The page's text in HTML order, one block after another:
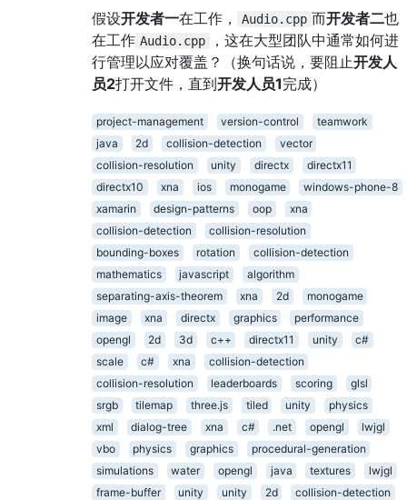
假设开发者一在工作， Audio.cpp 而开发者二也
在工作 Audio.cpp
，这在大型团队中通常如何进
行管理以应对覆盖？（换句话说，要阻止开发人
员2打开文件，直到开发人员1完成）
project-management version-control
teamwork
java
2d collision-detection
vector
collision-resolution
unity directx
directx11
directx10
xna ios monogame
windows-phone-8
xamarin
design-patterns oop
xna
collision-detection
collision-resolution
bounding-boxes
rotation
collision-detection
mathematics
javascript
algorithm
separating-axis-theorem
xna 2d
monogame
image
xna directx graphics
performance
opengl
2d 3d c++ directx11 unity
c#
scale
c# xna
collision-detection
collision-resolution
leaderboards scoring
glsl
srgb
tilemap three.js tiled unity
physics
xml
dialog-tree xna c# .net opengl
lwjgl
vbo
physics graphics
procedural-generation
simulations
water opengl java textures
lwjgl
frame-buffer
unity unity 2d
collision-detection